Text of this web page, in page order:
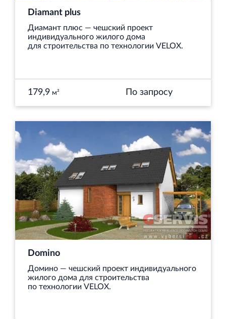
Diamant plus
Диамант плюс — чешский проект
индивидуального жилого дома
для строительства по технологии VELOX.
179,9 м² По запросу
Domino
Домино — чешский проект индивидуального
жилого дома для строительства
по технологии VELOX.